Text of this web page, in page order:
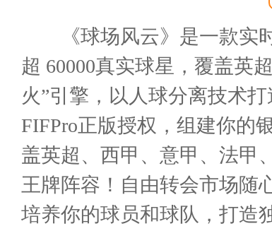
《球场风云》是一款
超 60000真实球星，覆盖英
火”引擎，以人球分离技术
FIFPro正版授权，组建你的
盖英超、西甲、意甲、法甲
王牌阵容！自由转会市场随
培养你的球员和球队，打造